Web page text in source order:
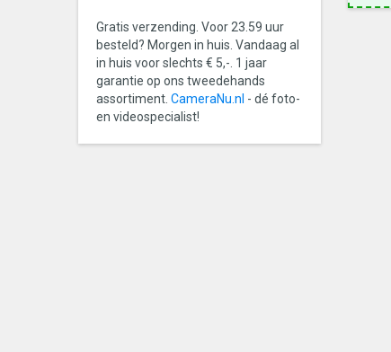
Gratis verzending. Voor 23.59 uur
besteld? Morgen in huis. Vandaag al
in huis voor slechts € 5,-. 1 jaar
garantie op ons tweedehands
assortiment. CameraNu.nl - dé foto-
en videospecialist!